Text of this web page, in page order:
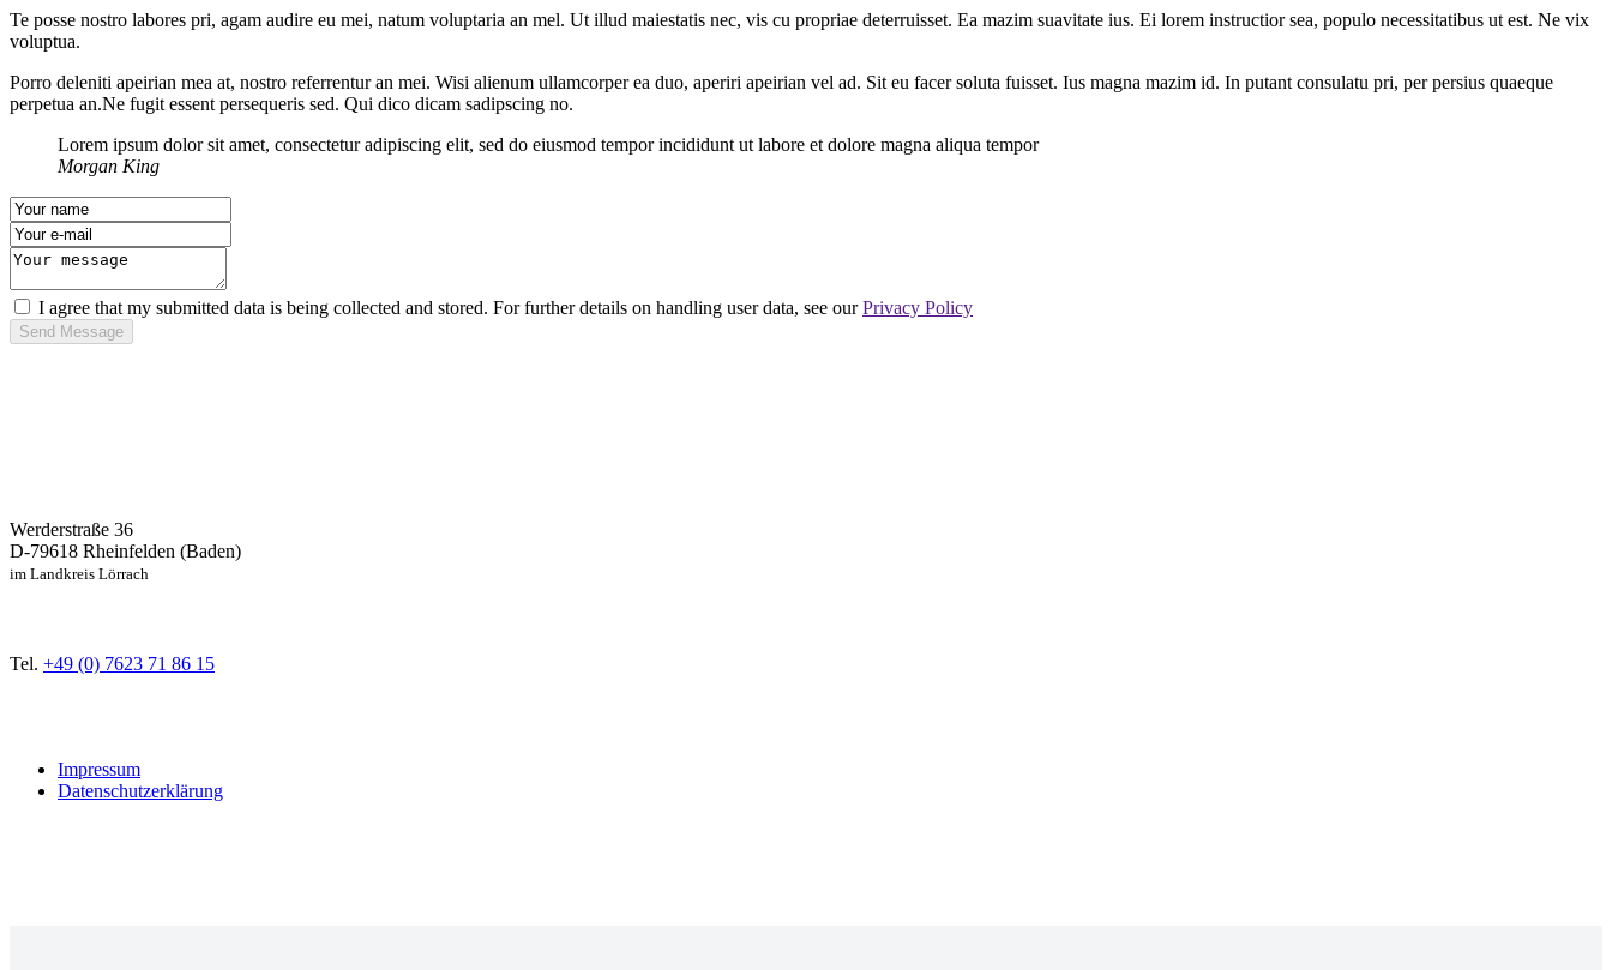
Te posse nostro labores pri, agam audire eu mei, natum voluptaria an mel. Ut illud maiestatis nec, vis cu propriae deterruisset. Ea mazim suavitate ius. Ei lorem instructior sea, populo necessitatibus ut est. Ne vix
voluptua.
Porro deleniti apeirian mea at, nostro referrentur an mei. Wisi alienum ullamcorper ea duo, aperiri apeirian vel ad. Sit eu facer soluta fuisset. Ius magna mazim id. In putant consulatu pri, per persius quaeque
perpetua an.Ne fugit essent persequeris sed. Qui dico dicam sadipscing no.
Lorem ipsum dolor sit amet, consectetur adipiscing elit, sed do eiusmod tempor incididunt ut labore et dolore magna aliqua tempor
Morgan King
I agree that my submitted data is being collected and stored. For further details on handling user data, see ourPrivacy Policy
Send Message
Werderstraße 36
D-79618 Rheinfelden (Baden)
im Landkreis Lörrach
Tel. +49 (0) 7623 71 86 15
Impressum
Datenschutzerklärung